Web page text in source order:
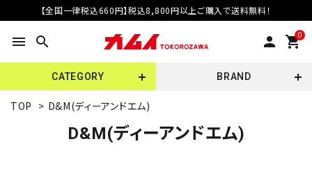
【全国一律税込660円】税込8,800円以上ご購入で送料無料！
menu search person 0
shopping_cart
CATEGORY BRAND
TOP > D&M(ディーアンドエム)
D&M(ディーアンドエム)